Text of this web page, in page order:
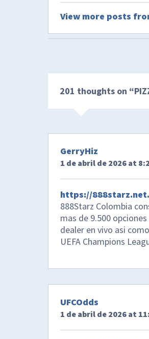
View more posts
201 thoughts on “
GerryHiz
1 de abril de 2026 at
https://
888Starz Colombia
mas de 9.500
dealer en vivo asi
UEFA Champions
UFCOdds
1 de abril de 2026 at